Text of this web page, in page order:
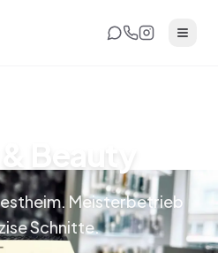
Beauty
Meisterbetrieb
Schnitte.